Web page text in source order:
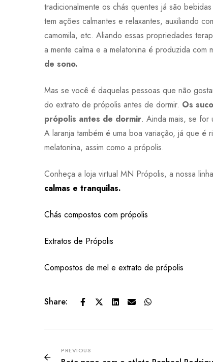
tradicionalmente os chás quentes já são
tem ações calmantes e relaxantes, auxiliando
camomila, etc. Aliando essas propriedades
a mente calma e a melatonina é produzida com
de sono.
Mas se você é daquelas pessoas que não
do extrato de própolis antes de dormir. Os
própolis antes de dormir. Ainda mais, se for
A laranja também é uma boa variação, já que é
melatonina, assim como a própolis.
Conheça a loja virtual MN Própolis, a nossa
calmas e tranquilas.
Chás compostos com própolis
Extratos de Própolis
Compostos de mel e extrato de própolis
Share:
PREVIOUS